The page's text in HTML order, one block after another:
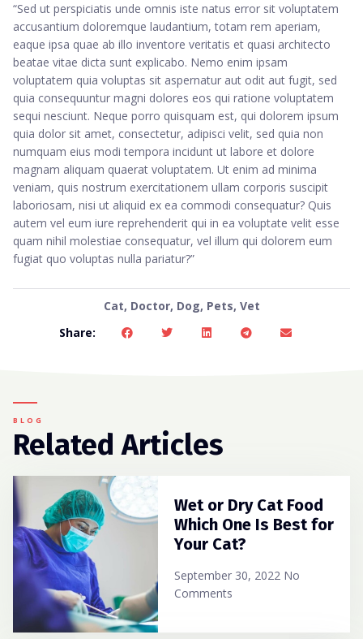
“Sed ut perspiciatis unde omnis iste natus error sit voluptatem
accusantium doloremque laudantium, totam rem aperiam,
eaque ipsa quae ab illo inventore veritatis et quasi architecto
beatae vitae dicta sunt explicabo. Nemo enim ipsam
voluptatem quia voluptas sit aspernatur aut odit aut fugit, sed
quia consequuntur magni dolores eos qui ratione voluptatem
sequi nesciunt. Neque porro quisquam est, qui dolorem ipsum
quia dolor sit amet, consectetur, adipisci velit, sed quia non
numquam eius modi tempora incidunt ut labore et dolore
magnam aliquam quaerat voluptatem. Ut enim ad minima
veniam, quis nostrum exercitationem ullam corporis suscipit
laboriosam, nisi ut aliquid ex ea commodi consequatur? Quis
autem vel eum iure reprehenderit qui in ea voluptate velit esse
quam nihil molestiae consequatur, vel illum qui dolorem eum
fugiat quo voluptas nulla pariatur?”
Cat, Doctor, Dog, Pets, Vet
Share:
BLOG
Related Articles
Wet or Dry Cat Food
Which One Is Best for
Your Cat?
September 30, 2022 No
Comments